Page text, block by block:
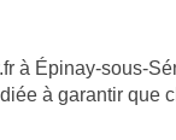
à Épinay-sous-
à garantir que